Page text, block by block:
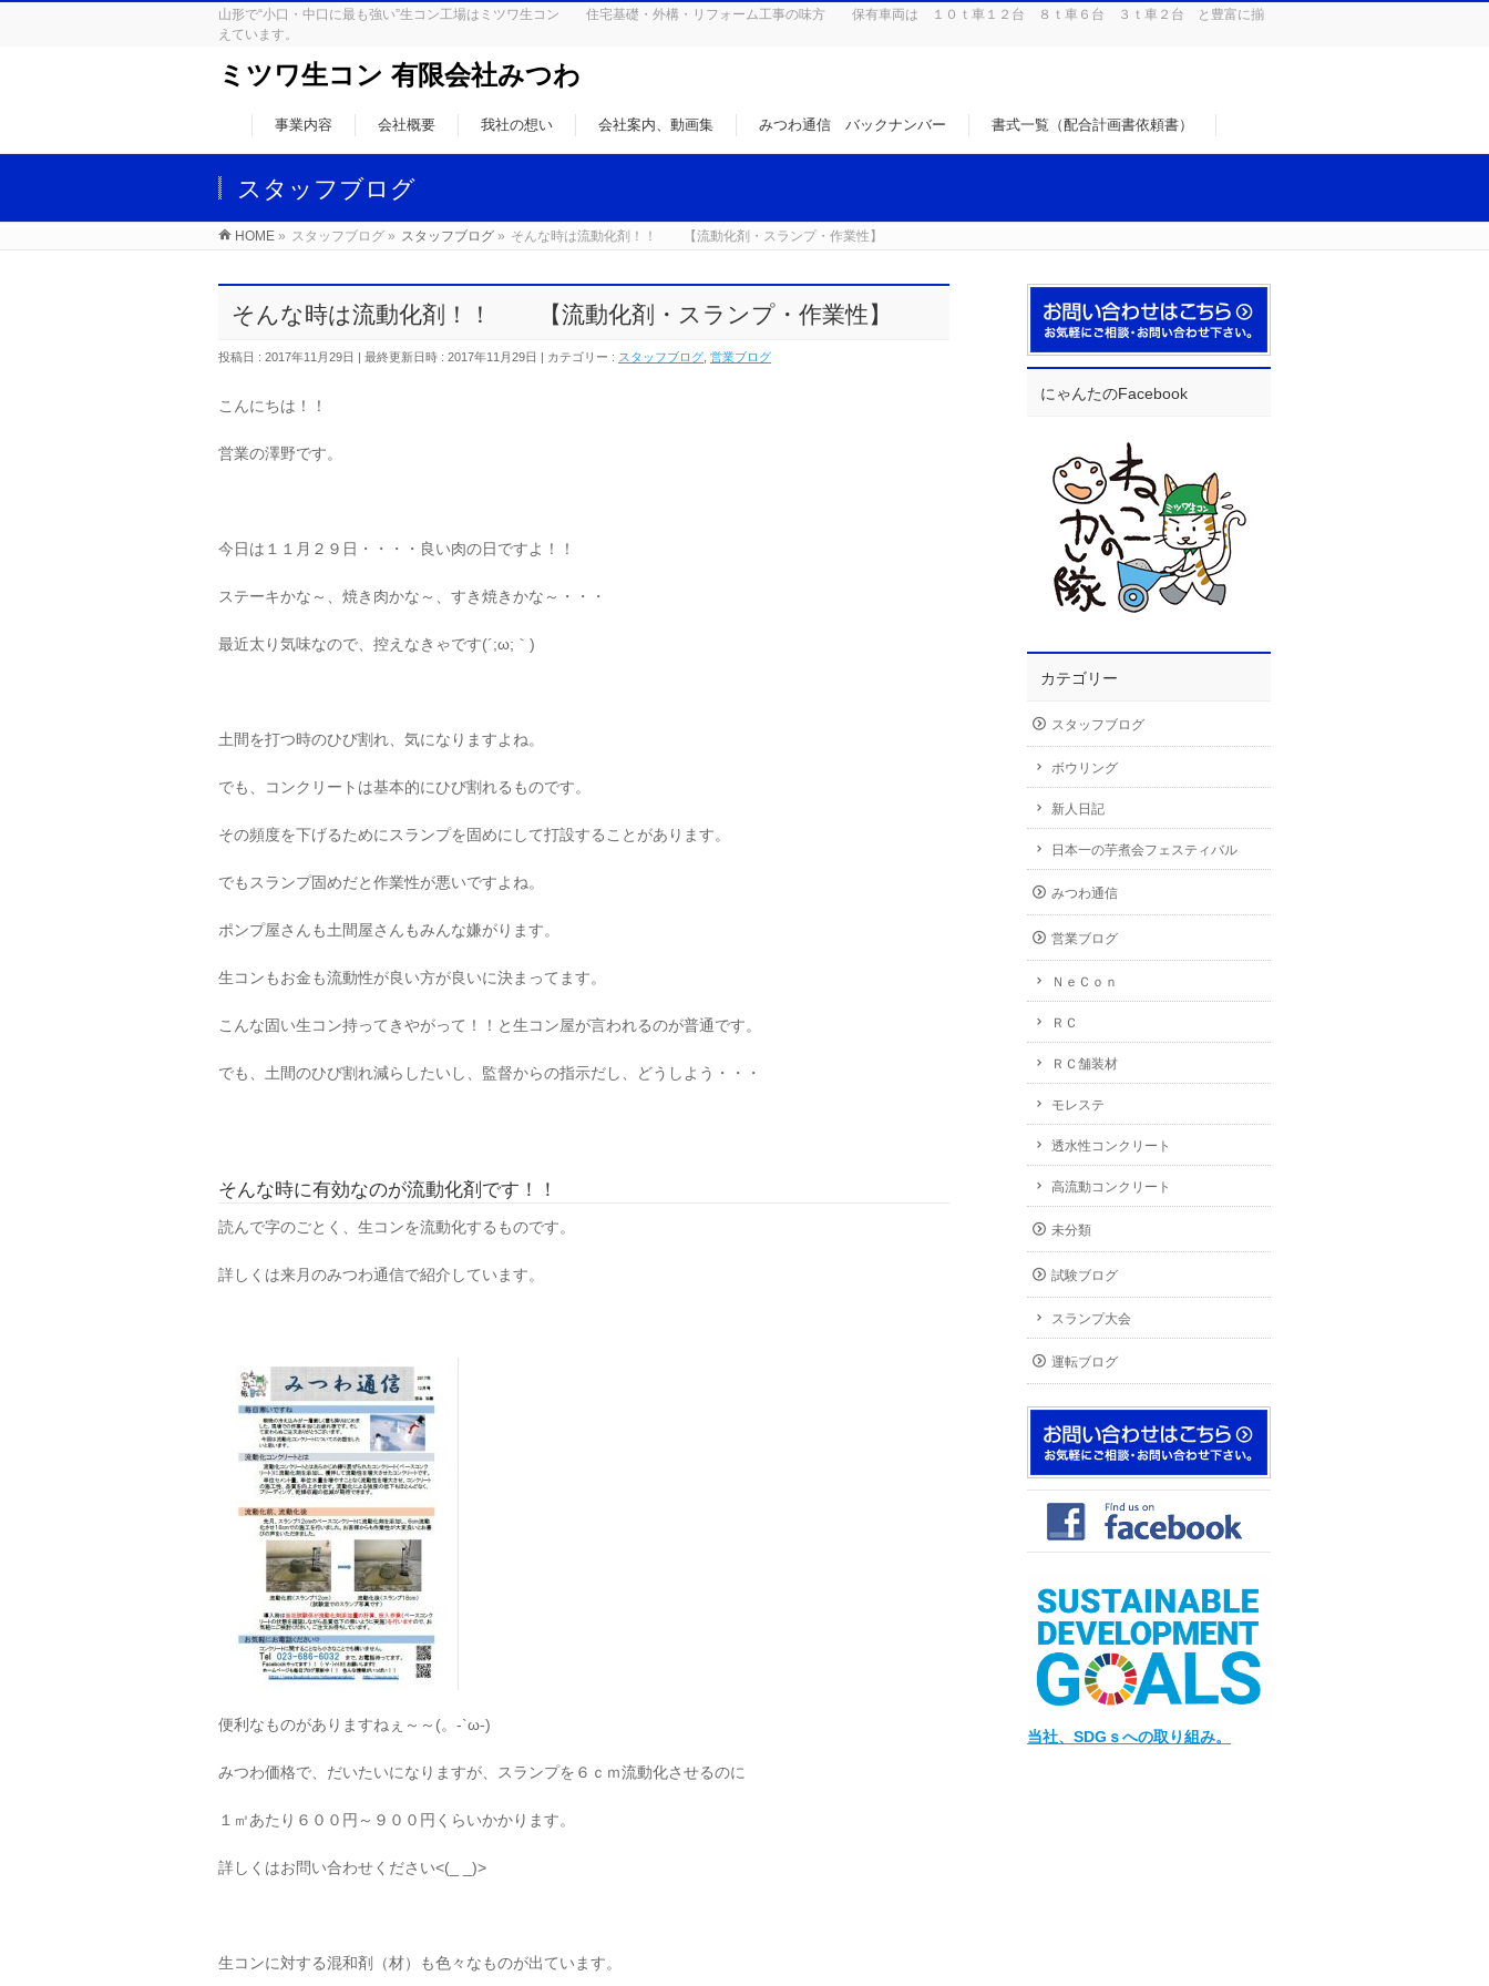
山形で“小口・中口に最も強い”生コン工場はミツワ生コン 住宅基礎・外構・リフォーム工事の味方 保有車両は １０ｔ車１２台 ８ｔ車６台 ３ｔ車２台 と豊富に揃
えています。
ミツワ生コン 有限会社みつわ
事業内容 会社概要 我社の想い 会社案内、動画集 みつわ通信 バックナンバー 書式一覧（配合計画書依頼書）
スタッフブログ
HOME » スタッフブログ » スタッフブログ » そんな時は流動化剤！！ 【流動化剤・スランプ・作業性】
そんな時は流動化剤！！ 【流動化剤・スランプ・作業性】
投稿日 : 2017年11月29日 最終更新日時 : 2017年11月29日 カテゴリー : スタッフブログ 営業ブログ
こんにちは！！
営業の澤野です。
今日は１１月２９日・・・・良い肉の日ですよ！！
ステーキかな～、焼き肉かな～、すき焼きかな～・・・
最近太り気味なので、控えなきゃです(´;ω;｀)
土間を打つ時のひび割れ、気になりますよね。
でも、コンクリートは基本的にひび割れるものです。
その頻度を下げるためにスランプを固めにして打設することがあります。
でもスランプ固めだと作業性が悪いですよね。
ポンプ屋さんも土間屋さんもみんな嫌がります。
生コンもお金も流動性が良い方が良いに決まってます。
こんな固い生コン持ってきやがって！！と生コン屋が言われるのが普通です。
でも、土間のひび割れ減らしたいし、監督からの指示だし、どうしよう・・・
そんな時に有効なのが流動化剤です！！
読んで字のごとく、生コンを流動化するものです。
詳しくは来月のみつわ通信で紹介しています。
便利なものがありますねぇ～～(。-`ω-)
みつわ価格で、だいたいになりますが、スランプを６ｃｍ流動化させるのに
１㎥あたり６００円～９００円くらいかかります。
詳しくはお問い合わせください<(_ _)>
生コンに対する混和剤（材）も色々なものが出ています。
にゃんたのFacebook
カテゴリー
スタッフブログ
ボウリング
新人日記
日本一の芋煮会フェスティバル
みつわ通信
営業ブログ
ＮｅＣｏｎ
ＲＣ
ＲＣ舗装材
モレステ
透水性コンクリート
高流動コンクリート
未分類
試験ブログ
スランプ大会
運転ブログ
当社、SDGｓへの取り組み。